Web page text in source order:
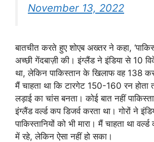
November 13, 2022
बातचीत करते हुए शोएब अख्तर ने कहा,
अच्छी गेंदबाज़ी की। इंग्लैंड ने इंडिया से 10
था, लेकिन पाकिस्तान के खिलाफ वह 138
मैं चाहता था कि टारगेट 150-160 रन होता
लड़ाई का चांस बनता। कोई बात नहीं
इंग्लैंड वर्ल्ड कप डिजर्व करता था। गोरों ने
पाकिस्तानियों को भी मारा। मैं चाहता था
में रहे, लेकिन ऐसा नहीं हो सका।